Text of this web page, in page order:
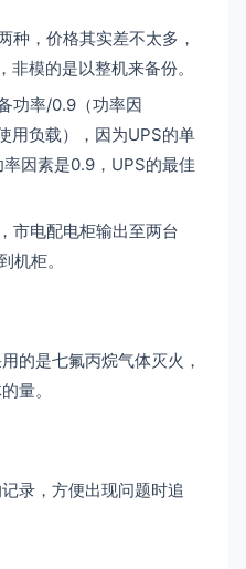
种，价格其实差不太多，
模的是以整机来备份。
功率/0.9（功率因
用负载），因为UPS的单
因素是0.9，UPS的最佳
市电配电柜输出至两台
机柜。
的是七氟丙烷气体灭火，
量。
录，方便出现问题时追